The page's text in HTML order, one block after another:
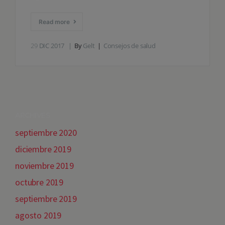
Read more
29 DIC 2017 ByGelt Consejos de salud
septiembre 2020
diciembre 2019
noviembre 2019
octubre 2019
septiembre 2019
agosto 2019